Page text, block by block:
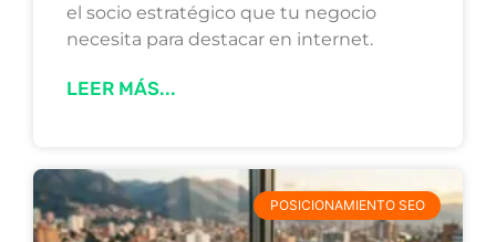
el socio estratégico que tu negocio
necesita para destacar en internet.
LEER MÁS...
POSICIONAMIENTO SEO